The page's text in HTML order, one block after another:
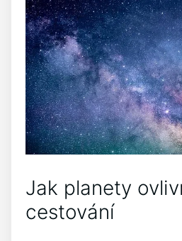
Jak planety
cestování